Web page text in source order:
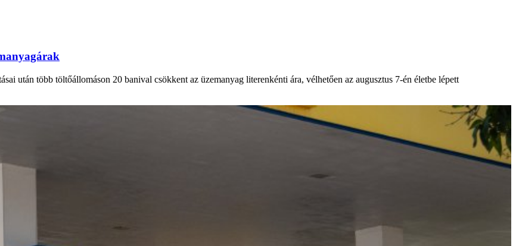
után több töltőállomáson 20 banival csökkent az üzemanyag literenkénti ára, vélhetően az augusztus 7-én életbe lépett